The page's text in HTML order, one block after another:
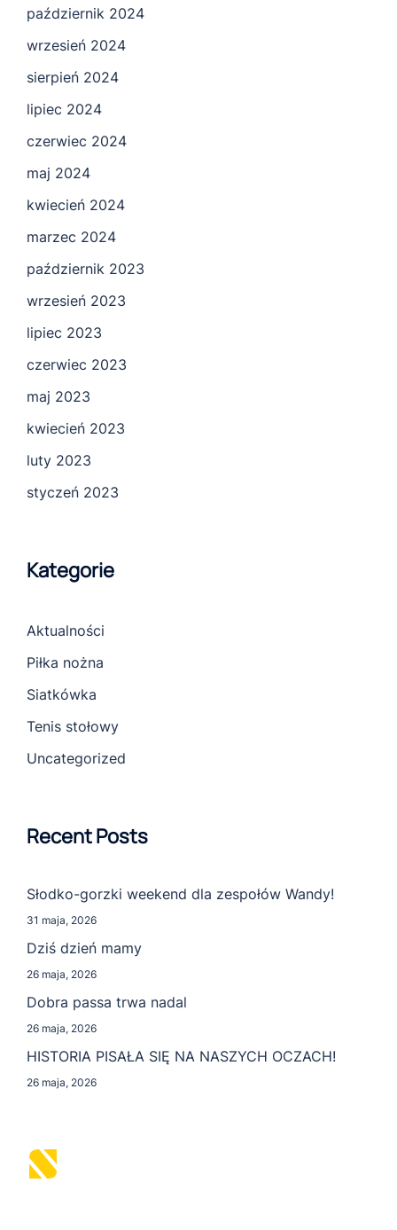
październik 2024
wrzesień 2024
sierpień 2024
lipiec 2024
czerwiec 2024
maj 2024
kwiecień 2024
marzec 2024
październik 2023
wrzesień 2023
lipiec 2023
czerwiec 2023
maj 2023
kwiecień 2023
luty 2023
styczeń 2023
Kategorie
Aktualności
Piłka nożna
Siatkówka
Tenis stołowy
Uncategorized
Recent Posts
Słodko-gorzki weekend dla zespołów Wandy!
31 maja, 2026
Dziś dzień mamy
26 maja, 2026
Dobra passa trwa nadal
26 maja, 2026
HISTORIA PISAŁA SIĘ NA NASZYCH OCZACH!
26 maja, 2026